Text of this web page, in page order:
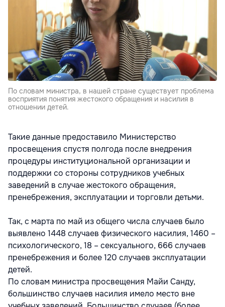
По словам министра, в нашей стране существует проблема
восприятия понятия жестокого обращения и насилия в
отношении детей.
Такие данные предоставило Министерство
просвещения спустя полгода после внедрения
процедуры институциональной организации и
поддержки со стороны сотрудников учебных
заведений в случае жестокого обращения,
пренебрежения, эксплуатации и торговли детьми.
Так, с марта по май из общего числа случаев было
выявлено 1448 случаев физического насилия, 1460 –
психологического, 18 – сексуального, 666 случаев
пренебрежения и более 120 случаев эксплуатации
детей.
По словам министра просвещения Майи Санду,
большинство случаев насилия имело место вне